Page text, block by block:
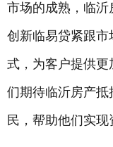
市场的成熟，临沂
创新临易贷紧跟
式，为客户提供
们期待临沂房产抵
民，帮助他们实现